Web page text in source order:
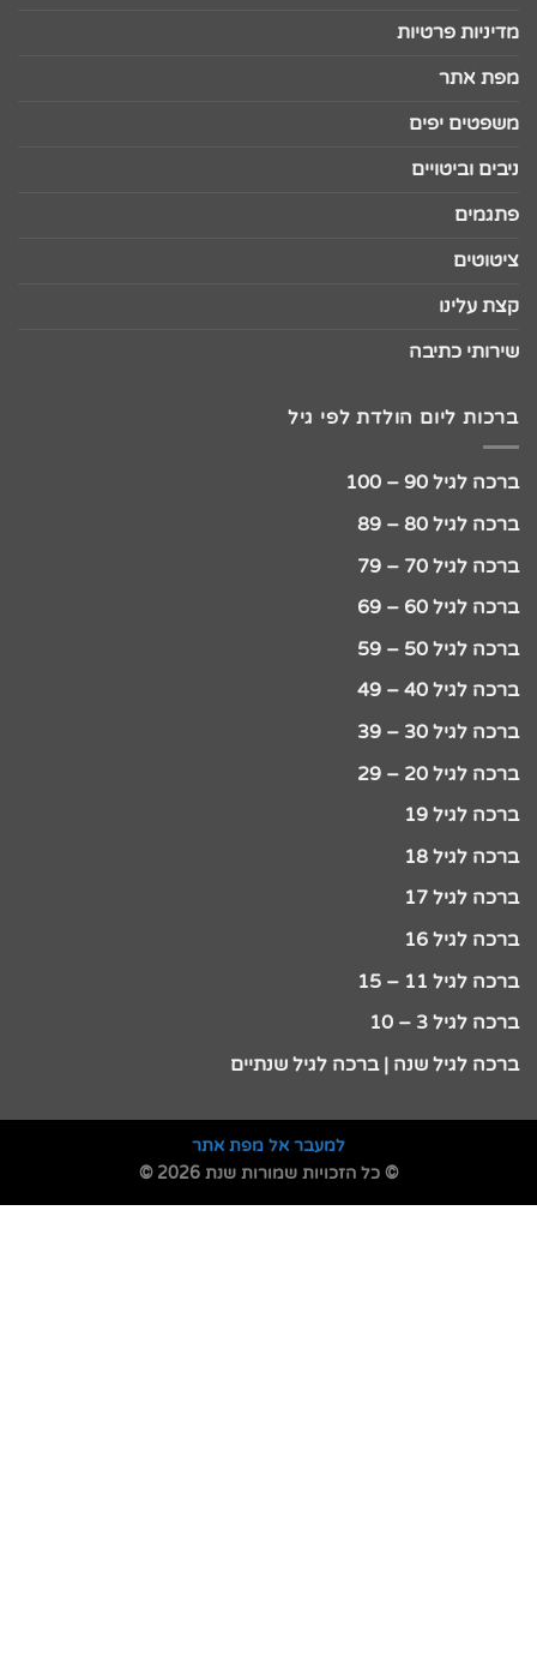
מדיניות פרטיות
מפת אתר
משפטים יפים
ניבים וביטויים
פתגמים
ציטוטים
קצת עלינו
שירותי כתיבה
ברכות ליום הולדת לפי גיל
ברכה לגיל 90 – 100
ברכה לגיל 80 – 89
ברכה לגיל 70 – 79
ברכה לגיל 60 – 69
ברכה לגיל 50 – 59
ברכה לגיל 40 – 49
ברכה לגיל 30 – 39
ברכה לגיל 20 – 29
ברכה לגיל 19
ברכה לגיל 18
ברכה לגיל 17
ברכה לגיל 16
ברכה לגיל 11 – 15
ברכה לגיל 3 – 10
ברכה לגיל שנה | ברכה לגיל שנתיים
למעבר אל מפת אתר
© כל הזכויות שמורות שנת 2026 ©